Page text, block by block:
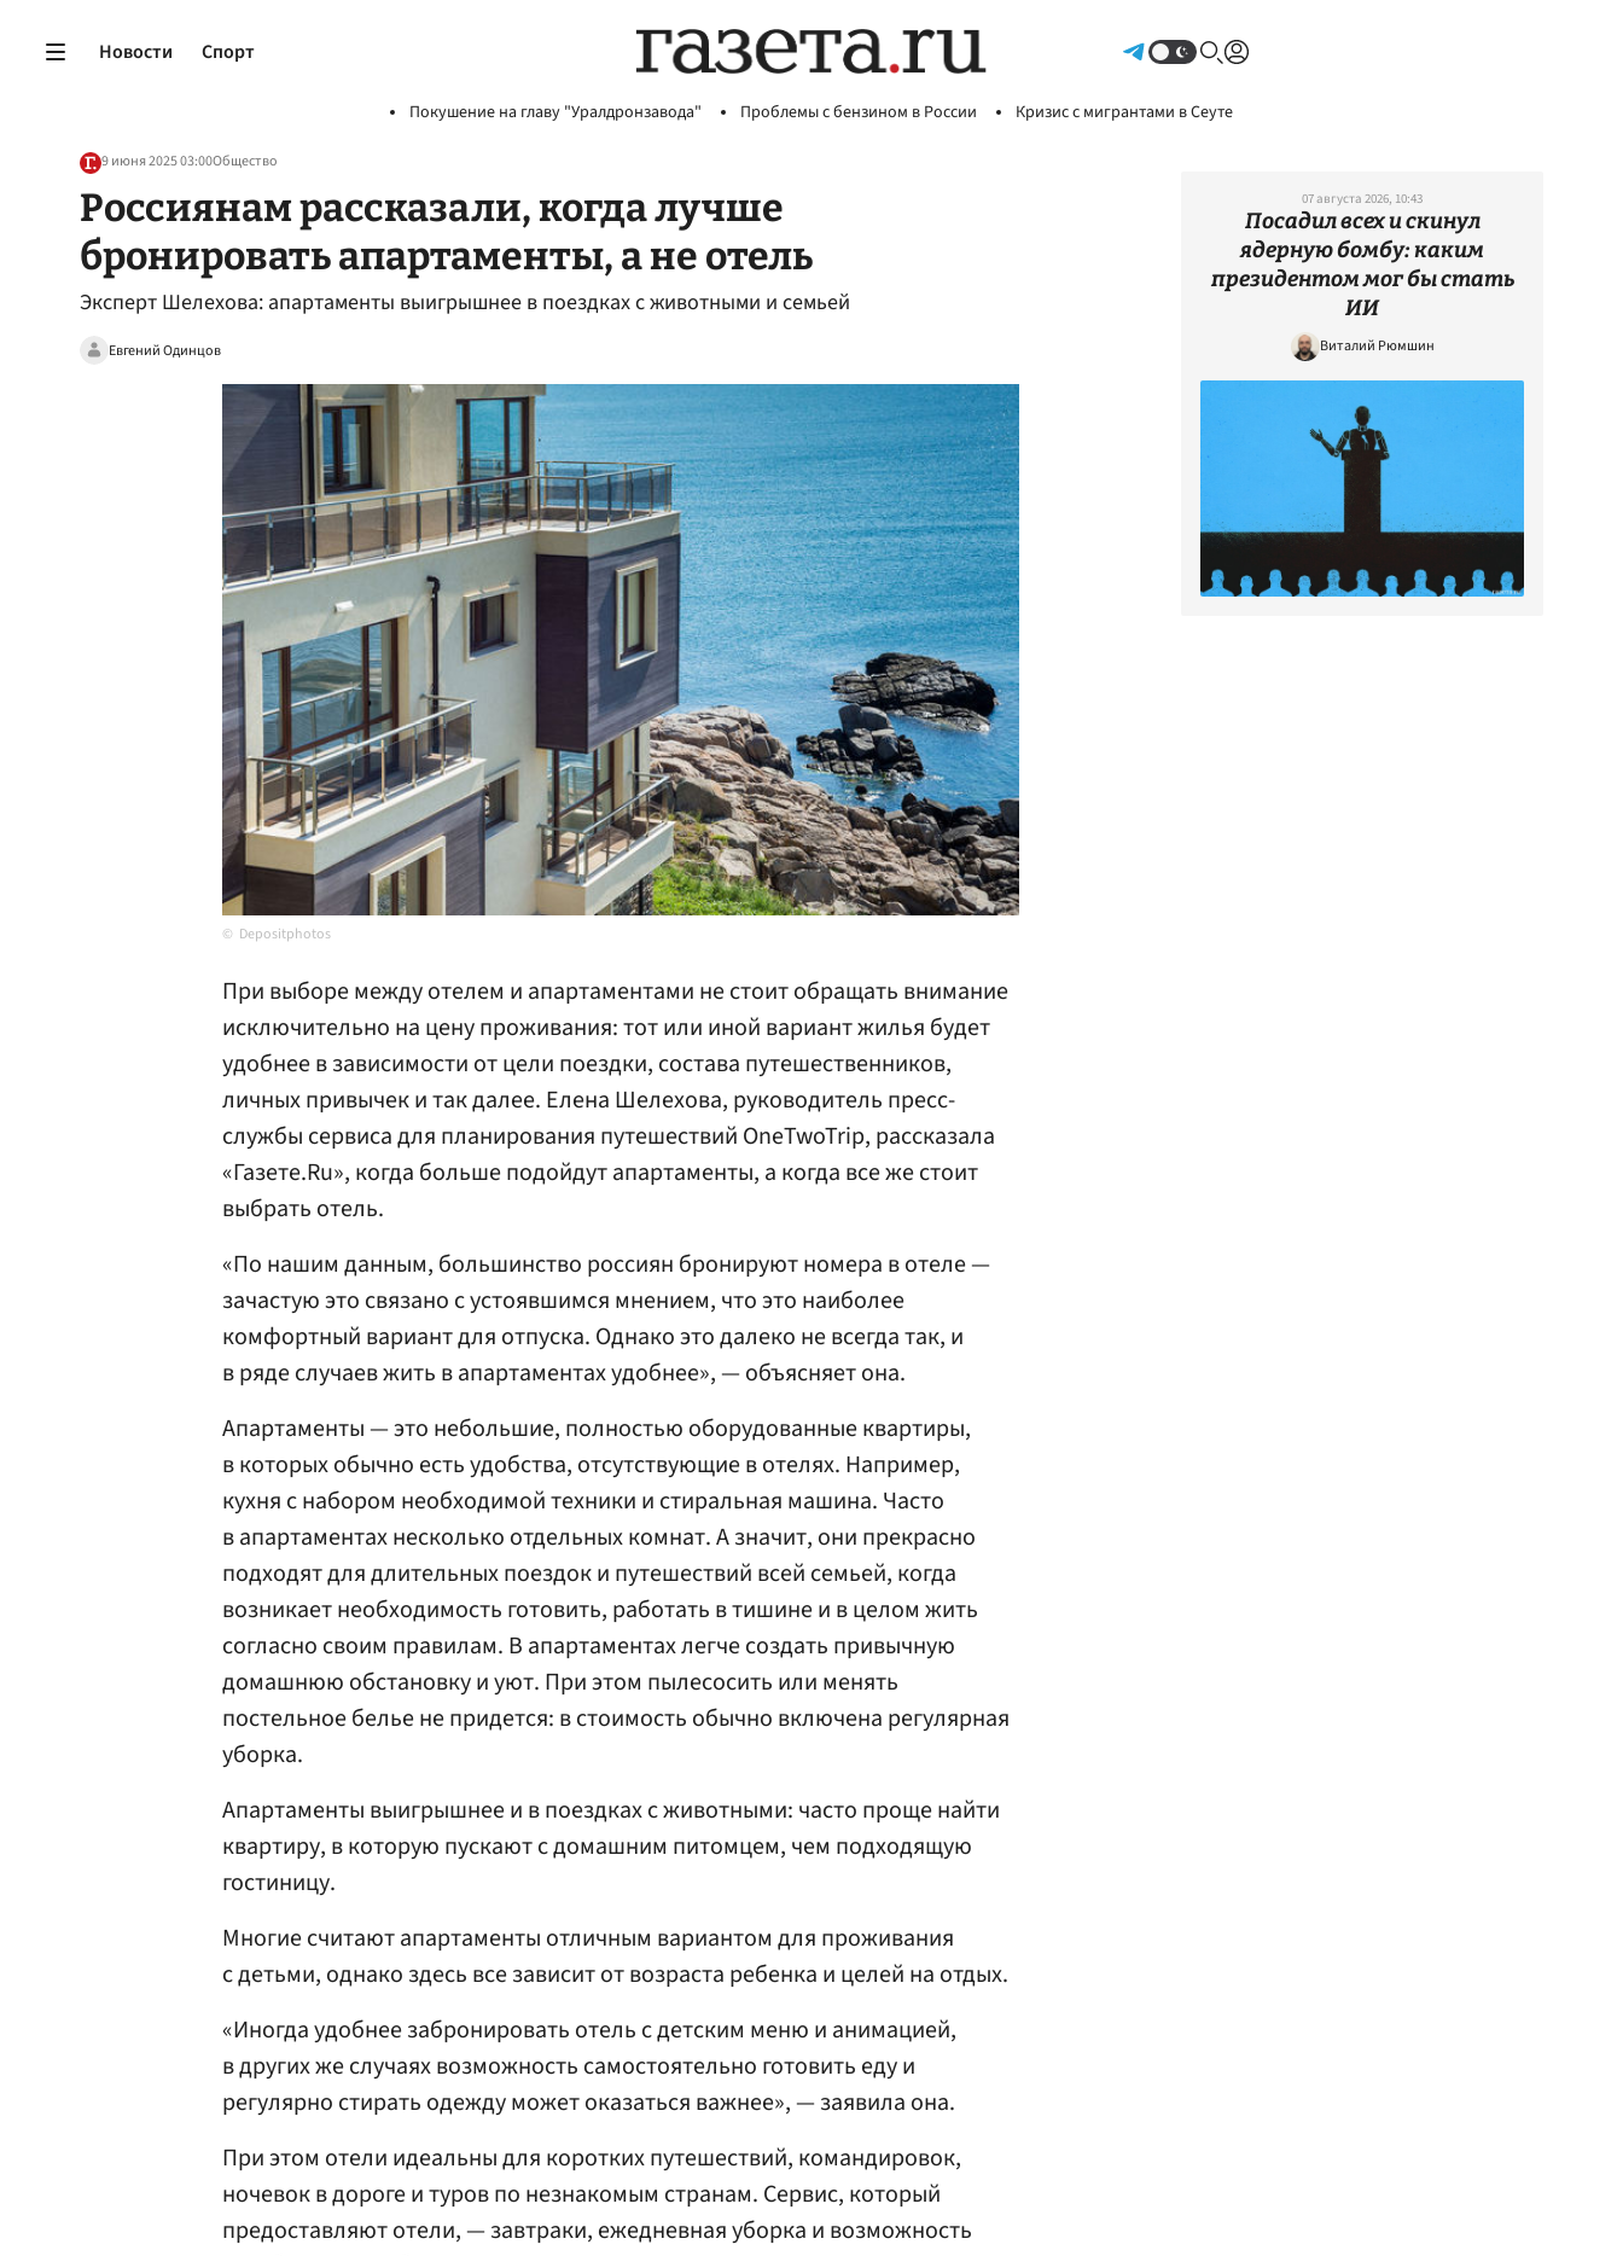
Новости Спорт
Покушение на главу "Уралдронзавода" Проблемы с бензином в России Кризис с мигрантами в Сеуте
9 июня 2025 03:00Общество
Россиянам рассказали, когда лучше
бронировать апартаменты, а не отель
Эксперт Шелехова: апартаменты выигрышнее в поездках с животными и семьей
Евгений Одинцов
Depositphotos
При выборе между отелем и апартаментами не стоит обращать внимание
исключительно на цену проживания: тот или иной вариант жилья будет
удобнее в зависимости от цели поездки, состава путешественников,
личных привычек и так далее. Елена Шелехова, руководитель пресс-
службы сервиса для планирования путешествий OneTwoTrip, рассказала
«Газете.Ru», когда больше подойдут апартаменты, а когда все же стоит
выбрать отель.
«По нашим данным, большинство россиян бронируют номера в отеле —
зачастую это связано с устоявшимся мнением, что это наиболее
комфортный вариант для отпуска. Однако это далеко не всегда так, и
в ряде случаев жить в апартаментах удобнее», — объясняет она.
Апартаменты — это небольшие, полностью оборудованные квартиры,
в которых обычно есть удобства, отсутствующие в отелях. Например,
кухня с набором необходимой техники и стиральная машина. Часто
в апартаментах несколько отдельных комнат. А значит, они прекрасно
подходят для длительных поездок и путешествий всей семьей, когда
возникает необходимость готовить, работать в тишине и в целом жить
согласно своим правилам. В апартаментах легче создать привычную
домашнюю обстановку и уют. При этом пылесосить или менять
постельное белье не придется: в стоимость обычно включена регулярная
уборка.
Апартаменты выигрышнее и в поездках с животными: часто проще найти
квартиру, в которую пускают с домашним питомцем, чем подходящую
гостиницу.
Многие считают апартаменты отличным вариантом для проживания
с детьми, однако здесь все зависит от возраста ребенка и целей на отдых.
«Иногда удобнее забронировать отель с детским меню и анимацией,
в других же случаях возможность самостоятельно готовить еду и
регулярно стирать одежду может оказаться важнее», — заявила она.
При этом отели идеальны для коротких путешествий, командировок,
ночевок в дороге и туров по незнакомым странам. Сервис, который
предоставляют отели, — завтраки, ежедневная уборка и возможность
07 августа 2026, 10:43
Посадил всех и скинул
ядерную бомбу: каким
президентом мог бы стать
ИИ
Виталий Рюмшин